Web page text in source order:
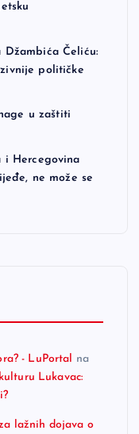
Džambića Čeliću:
političke
u zaštiti
i Hercegovina
ne može se
- LuPortal
na
Lukavac:
lažnih dojava o